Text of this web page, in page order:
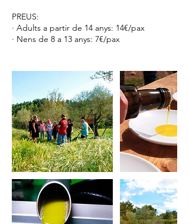
PREUS:
· Adults a partir de 14 anys: 14€/pax
· Nens de 8 a 13 anys: 7€/pax